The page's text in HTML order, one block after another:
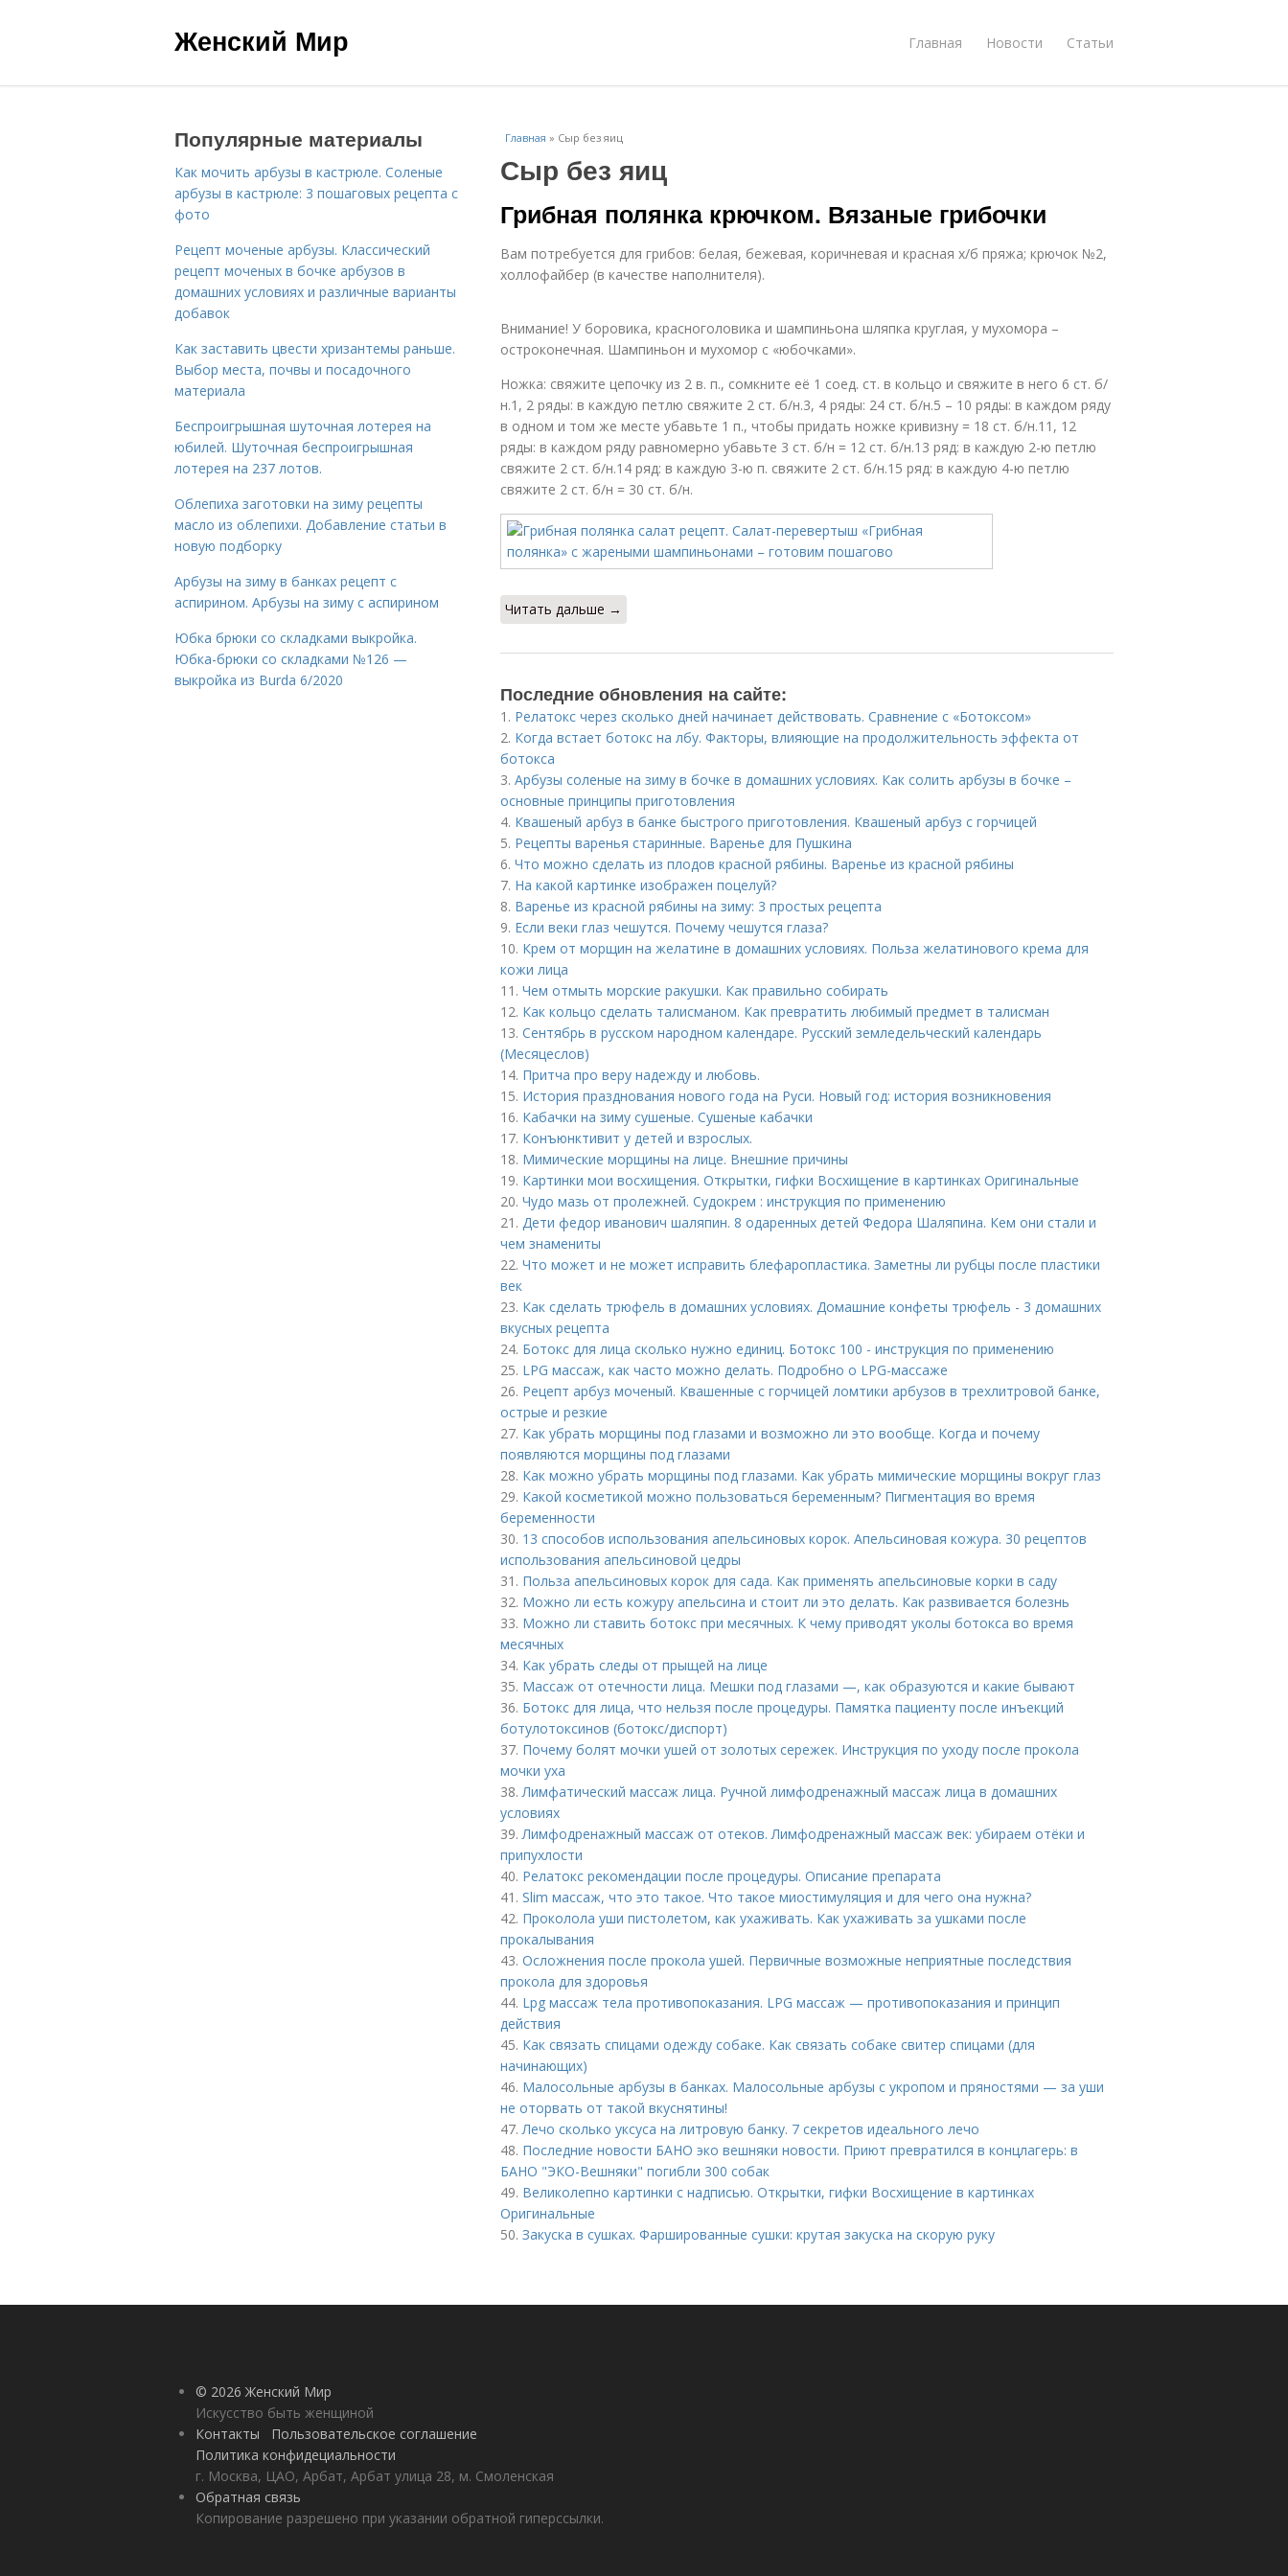
Женский Мир Главная Новости Статьи
Главная » Сыр без яиц
Сыр без яиц
Грибная полянка крючком. Вязаные грибочки
Вам потребуется для грибов: белая, бежевая, коричневая и красная х/б пряжа; крючок №2,
холлофайбер (в качестве наполнителя).
Внимание! У боровика, красноголовика и шампиньона шляпка круглая, у мухомора –
остроконечная. Шампиньон и мухомор с «юбочками».
Ножка: свяжите цепочку из 2 в. п., сомкните её 1 соед. ст. в кольцо и свяжите в него 6 ст. б/
н.1, 2 ряды: в каждую петлю свяжите 2 ст. б/н.3, 4 ряды: 24 ст. б/н.5 – 10 ряды: в каждом ряду
в одном и том же месте убавьте 1 п., чтобы придать ножке кривизну = 18 ст. б/н.11, 12
ряды: в каждом ряду равномерно убавьте 3 ст. б/н = 12 ст. б/н.13 ряд: в каждую 2-ю петлю
свяжите 2 ст. б/н.14 ряд: в каждую 3-ю п. свяжите 2 ст. б/н.15 ряд: в каждую 4-ю петлю
свяжите 2 ст. б/н = 30 ст. б/н.
Читать дальше →
Последние обновления на сайте:
1. Релатокс через сколько дней начинает действовать. Сравнение с «Ботоксом»
2. Когда встает ботокс на лбу. Факторы, влияющие на продолжительность эффекта от
ботокса
3. Арбузы соленые на зиму в бочке в домашних условиях. Как солить арбузы в бочке –
основные принципы приготовления
4. Квашеный арбуз в банке быстрого приготовления. Квашеный арбуз с горчицей
5. Рецепты варенья старинные. Варенье для Пушкина
6. Что можно сделать из плодов красной рябины. Варенье из красной рябины
7. На какой картинке изображен поцелуй?
8. Варенье из красной рябины на зиму: 3 простых рецепта
9. Если веки глаз чешутся. Почему чешутся глаза?
10. Крем от морщин на желатине в домашних условиях. Польза желатинового крема для
кожи лица
11. Чем отмыть морские ракушки. Как правильно собирать
12. Как кольцо сделать талисманом. Как превратить любимый предмет в талисман
13. Сентябрь в русском народном календаре. Русский земледельческий календарь
(Месяцеслов)
14. Притча про веру надежду и любовь.
15. История празднования нового года на Руси. Новый год: история возникновения
16. Кабачки на зиму сушеные. Сушеные кабачки
17. Конъюнктивит у детей и взрослых.
18. Мимические морщины на лице. Внешние причины
19. Картинки мои восхищения. Открытки, гифки Восхищение в картинках Оригинальные
20. Чудо мазь от пролежней. Судокрем : инструкция по применению
21. Дети федор иванович шаляпин. 8 одаренных детей Федора Шаляпина. Кем они стали и
чем знамениты
22. Что может и не может исправить блефаропластика. Заметны ли рубцы после пластики
век
23. Как сделать трюфель в домашних условиях. Домашние конфеты трюфель - 3 домашних
вкусных рецепта
24. Ботокс для лица сколько нужно единиц. Ботокс 100 - инструкция по применению
25. LPG массаж, как часто можно делать. Подробно о LPG-массаже
26. Рецепт арбуз моченый. Квашенные с горчицей ломтики арбузов в трехлитровой банке,
острые и резкие
27. Как убрать морщины под глазами и возможно ли это вообще. Когда и почему
появляются морщины под глазами
28. Как можно убрать морщины под глазами. Как убрать мимические морщины вокруг глаз
29. Какой косметикой можно пользоваться беременным? Пигментация во время
беременности
30. 13 способов использования апельсиновых корок. Апельсиновая кожура. 30 рецептов
использования апельсиновой цедры
31. Польза апельсиновых корок для сада. Как применять апельсиновые корки в саду
32. Можно ли есть кожуру апельсина и стоит ли это делать. Как развивается болезнь
33. Можно ли ставить ботокс при месячных. К чему приводят уколы ботокса во время
месячных
34. Как убрать следы от прыщей на лице
35. Массаж от отечности лица. Мешки под глазами —, как образуются и какие бывают
36. Ботокс для лица, что нельзя после процедуры. Памятка пациенту после инъекций
ботулотоксинов (ботокс/диспорт)
37. Почему болят мочки ушей от золотых сережек. Инструкция по уходу после прокола
мочки уха
38.Лимфатический массаж лица. Ручной лимфодренажный массаж лица в домашних
условиях
39.Лимфодренажный массаж от отеков. Лимфодренажный массаж век: убираем отёки и
припухлости
40. Релатокс рекомендации после процедуры. Описание препарата
41. Slim массаж, что это такое. Что такое миостимуляция и для чего она нужна?
42. Проколола уши пистолетом, как ухаживать. Как ухаживать за ушками после
прокалывания
43. Осложнения после прокола ушей. Первичные возможные неприятные последствия
прокола для здоровья
44. Lpg массаж тела противопоказания. LPG массаж — противопоказания и принцип
действия
45. Как связать спицами одежду собаке. Как связать собаке свитер спицами (для
начинающих)
46. Малосольные арбузы в банках. Малосольные арбузы с укропом и пряностями — за уши
не оторвать от такой вкуснятины!
47.Лечо сколько уксуса на литровую банку. 7 секретов идеального лечо
48. Последние новости БАНО эко вешняки новости. Приют превратился в концлагерь: в
БАНО "ЭКО-Вешняки" погибли 300 собак
49. Великолепно картинки с надписью. Открытки, гифки Восхищение в картинках
Оригинальные
50. Закуска в сушках. Фаршированные сушки: крутая закуска на скорую руку
Популярные материалы
Как мочить арбузы в кастрюле. Соленые
арбузы в кастрюле: 3 пошаговых рецепта с
фото
Рецепт моченые арбузы. Классический
рецепт моченых в бочке арбузов в
домашних условиях и различные варианты
добавок
Как заставить цвести хризантемы раньше.
Выбор места, почвы и посадочного
материала
Беспроигрышная шуточная лотерея на
юбилей. Шуточная беспроигрышная
лотерея на 237 лотов.
Облепиха заготовки на зиму рецепты
масло из облепихи. Добавление статьи в
новую подборку
Арбузы на зиму в банках рецепт с
аспирином. Арбузы на зиму с аспирином
Юбка брюки со складками выкройка.
Юбка-брюки со складками №126 —
выкройка из Burda 6/2020
© 2026 Женский Мир
Искусство быть женщиной
Контакты
Пользовательское соглашение
Политика конфидециальности
г. Москва, ЦАО, Арбат, Арбат улица 28, м. Смоленская
Обратная связь
Копирование разрешено при указании обратной гиперссылки.